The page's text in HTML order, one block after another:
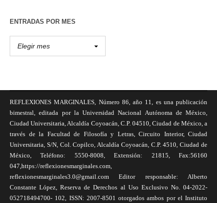
ENTRADAS POR MES
REFLEXIONES MARGINALES, Número 86, año 11, es una publicación
bimestral, editada por la Universidad Nacional Autónoma de México,
Ciudad Universitaria, Alcaldía Coyoacán, C.P. 04510, Ciudad de México, a
través de la Facultad de Filosofía y Letras, Circuito Interior, Ciudad
Universitaria, S/N, Col. Copilco, Alcaldía Coyoacán, C.P. 4510, Ciudad de
México, Teléfono: 5550-8008, Extensión: 21815, Fax:56160
047,https://reflexionesmarginales.com,
reflexionesmarginales3.0@gmail.com Editor responsable: Alberto
Constante López, Reserva de Derechos al Uso Exclusivo No. 04-2022-
052718494700- 102, ISSN: 2007-8501 otorgados ambos por el Instituto